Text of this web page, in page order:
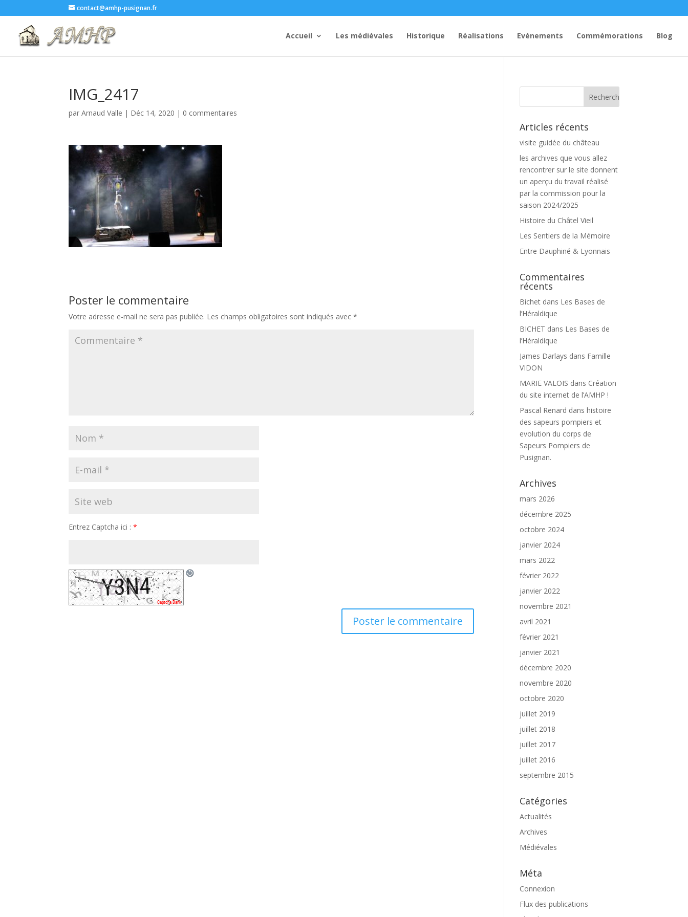
contact@amhp-pusignan.fr
Accueil Les médiévales Historique Réalisations Evénements Commémorations Blog
IMG_2417
parArnaud Valle | Déc 14, 2020 | 0 commentaires
Poster le commentaire
Votre adresse e-mail ne sera pas publiée. Les champs obligatoires sont indiqués avec*
Entrez Captcha ici :*
Articles récents
visite guidée du château
les archives que vous allez
rencontrer sur le site donnent
un aperçu du travail réalisé
par la commission pour la
saison 2024/2025
Histoire du Châtel Vieil
Les Sentiers de la Mémoire
Entre Dauphiné & Lyonnais
Commentaires
récents
Bichet dans Les Bases de
l’Héraldique
BICHET dans Les Bases de
l’Héraldique
James Darlays dans Famille
VIDON
MARIE VALOIS dans Création
du site internet de l’AMHP !
Pascal Renard danshistoire
des sapeurs pompiers et
evolution du corps de
Sapeurs Pompiers de
Pusignan.
Archives
mars 2026
décembre 2025
octobre 2024
janvier 2024
mars 2022
février 2022
janvier 2022
novembre 2021
avril 2021
février 2021
janvier 2021
décembre 2020
novembre 2020
octobre 2020
juillet 2019
juillet 2018
juillet 2017
juillet 2016
septembre 2015
Catégories
Actualités
Archives
Médiévales
Méta
Connexion
Flux des publications